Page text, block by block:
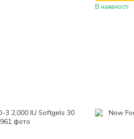
В наявності